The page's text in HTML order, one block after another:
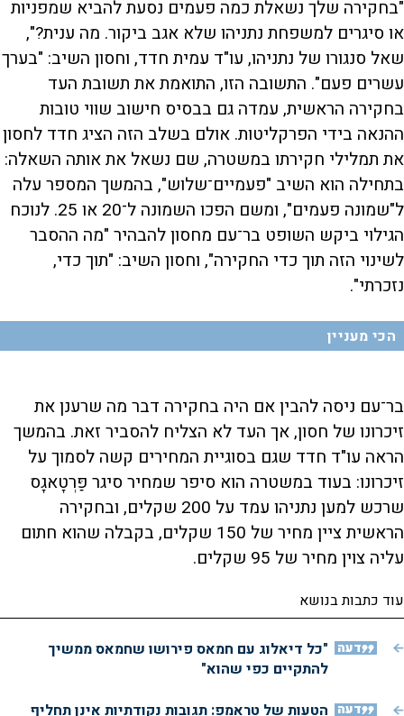
"בחקירה שלך נשאלת כמה פעמים נסעת להביא שמפניות
או סיגרים למשפחת נתניהו שלא אגב ביקור. מה ענית?",
שאל סנגורו של נתניהו, עו"ד עמית חדד, וחסון השיב: "בערך
עשרים פעם". התשובה הזו, התואמת את תשובת העד
בחקירה הראשית, עמדה גם בבסיס חישוב שווי טובות
ההנאה בידי הפרקליטות. אולם בשלב הזה הציג חדד לחסון
את תמלילי חקירתו במשטרה, שם נשאל את אותה השאלה:
בתחילה הוא השיב "פעמיים־שלוש", בהמשך המספר עלה
ל"שמונה פעמים", ומשם הפכו השמונה ל־20 או 25. לנוכח
הגילוי ביקש השופט בר־עם מחסון להבהיר "מה ההסבר
לשינוי הזה תוך כדי החקירה", וחסון השיב: "תוך כדי,
נזכרתי".
הכי מעניין
בר־עם ניסה להבין אם היה בחקירה דבר מה שרענן את
זיכרונו של חסון, אך העד לא הצליח להסביר זאת. בהמשך
הראה עו"ד חדד שגם בסוגיית המחירים קשה לסמוך על
זיכרונו: בעוד במשטרה הוא סיפר שמחיר סיגר פַּרְטָאגָס
שרכש למען נתניהו עמד על 200 שקלים, ובחקירה
הראשית ציין מחיר של 150 שקלים, בקבלה שהוא חתום
עליה צוין מחיר של 95 שקלים.
עוד כתבות בנושא
דעה "כל דיאלוג עם חמאס פירושו שחמאס ממשיך
להתקיים כפי שהוא"
דעה הטעות של טראמפ: תגובות נקודתיות אינן תחליף